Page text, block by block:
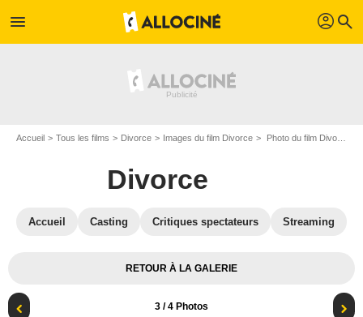
menu profil search
Accueil Tous les films Divorce Images du film Divorce Photo du film Divorce - Photo 3
Divorce
Accueil Casting Critiques spectateurs Streaming
RETOUR À LA GALERIE
3 / 4 Photos